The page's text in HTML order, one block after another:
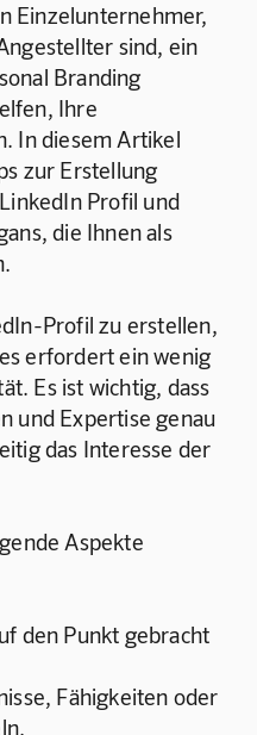
Einzelunternehmer,
sind, ein
Branding
Ihre
In diesem Artikel
zur Erstellung
Profil und
die Ihnen als
Profil zu erstellen,
erfordert ein wenig
Es ist wichtig, dass
und Expertise genau
das Interesse der
Aspekte
den Punkt gebracht
Fähigkeiten oder